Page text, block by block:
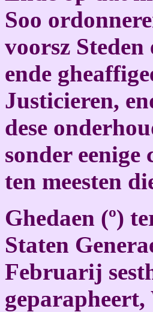
Soo
voorsz
ende
Justicieren,
dese
sonder
ten meesten
Ghedaen (º)
Staten
Februarij